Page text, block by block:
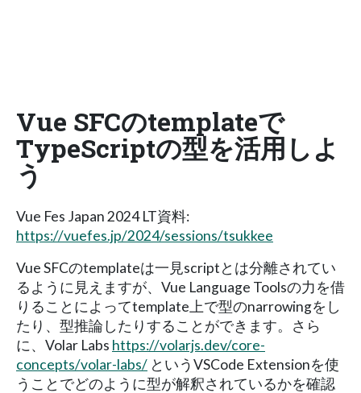
Vue SFCのtemplateで
TypeScriptの型を活用しよ
う
Vue Fes Japan 2024 LT資料:
https://vuefes.jp/2024/sessions/tsukkee
Vue SFCのtemplateは一見scriptとは分離されてい
るように見えますが、Vue Language Toolsの力を借
りることによってtemplate上で型のnarrowingをし
たり、型推論したりすることができます。さら
に、Volar Labs https://volarjs.dev/core-
concepts/volar-labs/ というVSCode Extensionを使
うことでどのように型が解釈されているかを確認